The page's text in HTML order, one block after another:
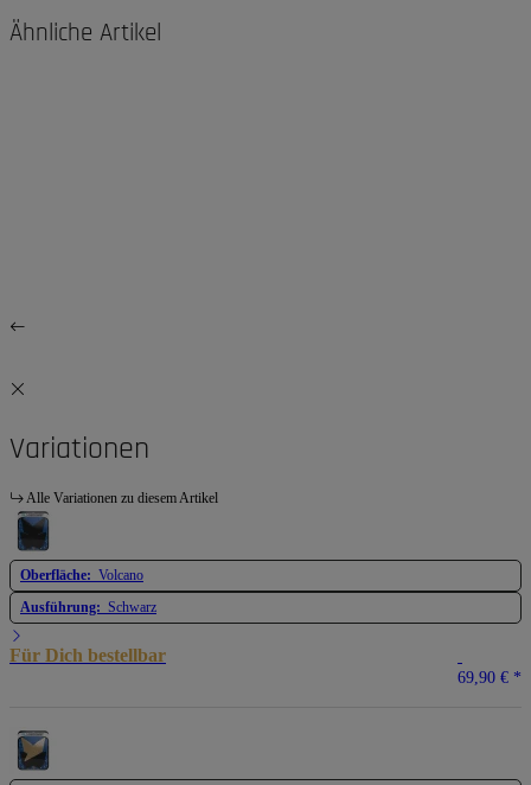
Ähnliche Artikel
Variationen
Alle Variationen zu diesem Artikel
Oberfläche: Volcano
Ausführung: Schwarz
Für Dich bestellbar
69,90 € *